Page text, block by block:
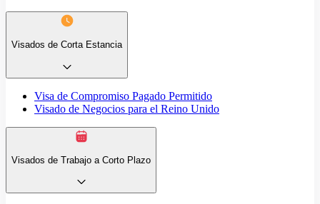
Visados de Corta Estancia
Visa de Compromiso Pagado Permitido
Visado de Negocios para el Reino Unido
Visados de Trabajo a Corto Plazo